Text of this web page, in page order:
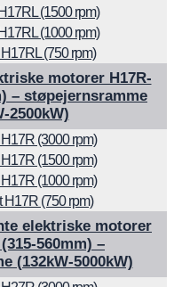
(1500 rpm)
(1000 rpm)
(750 rpm)
motorer H17R-
– støpejernsramme
2500kW)
(3000 rpm)
(1500 rpm)
(1000 rpm)
H17R (750 rpm)
elektriske motorer
560mm) –
(132kW-5000kW)